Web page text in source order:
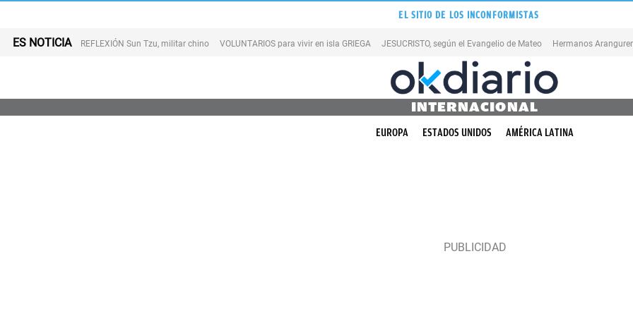
EL SITIO DE LOS INCONFORMISTAS
ES NOTICIA REFLEXIÓN Sun Tzu, militar chino VOLUNTARIOS para vivir en isla GRIEGA JESUCRISTO, según el Evangelio de Mateo Hermanos Aranguren
INTERNACIONAL
EUROPA ESTADOS UNIDOS AMÉRICA LATINA